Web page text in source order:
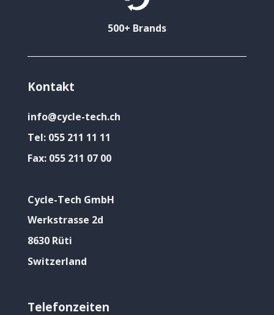
500+ Brands
Kontakt
info@cycle-tech.ch
Tel: 055 211 11 11
Fax: 055 211 07 00
Cycle-Tech GmbH
Werkstrasse 2d
8630 Rüti
Switzerland
Telefonzeiten